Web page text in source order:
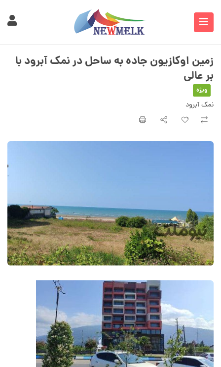
زمین اوکازیون جاده به ساحل در نمک آبرود با
بر عالی
ویژه
نمک آبرود